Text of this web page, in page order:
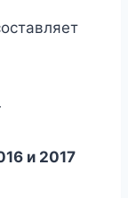
и 2017